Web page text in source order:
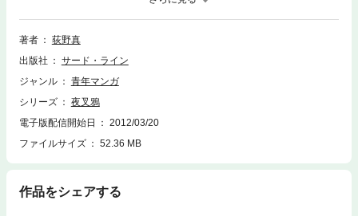
司・那智武流（なち・たける）は、そのカメラの持ち主となった野島を追
って、彼のモデルになる予定の少女・敦子（あつこ）の元に赴く。
著者
荻野真
出版社
サード・ライン
ジャンル
青年マンガ
シリーズ
夜叉鴉
電子版配信開始日
2012/03/20
ファイルサイズ
52.36 MB
作品をシェアする